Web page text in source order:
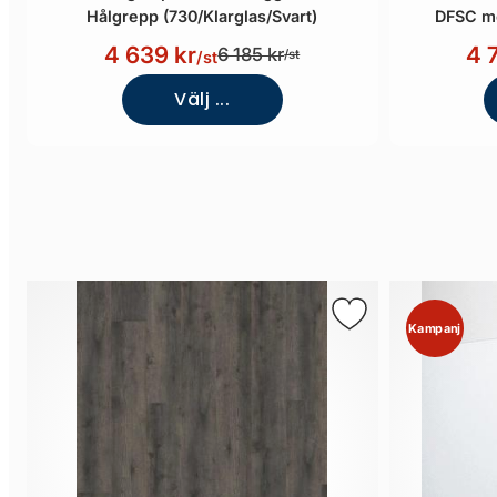
Hålgrepp (730/Klarglas/Svart)
4 639 kr/st6 185 kr/st
Välj ...
DFSC
4
Kampanj